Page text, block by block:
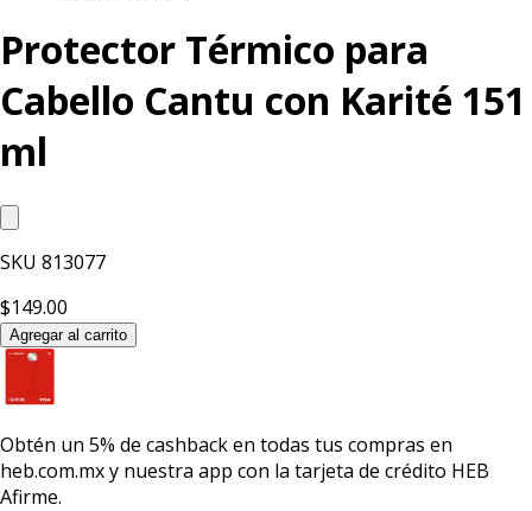
Protector Térmico para
Cabello Cantu con Karité 151
ml
SKU 813077
$149.00
Agregar al carrito
Obtén un 5% de cashbacken todas tus compras en
heb.com.mx y nuestra app con la tarjeta de crédito HEB
Afirme.